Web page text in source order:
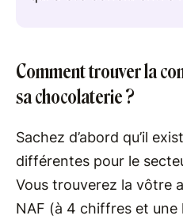
Comment trouver la
sa chocolaterie ?
Sachez d’abord qu’il
différentes pour le
Vous trouverez la vôtre
NAF (à 4 chiffres et